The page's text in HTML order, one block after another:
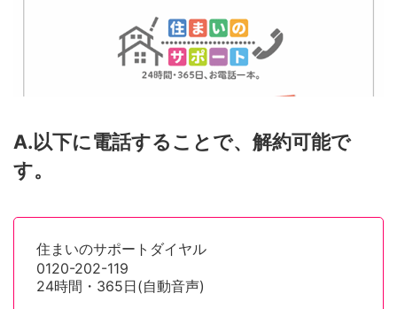
A.以下に電話することで、解約可能で
す。
住まいのサポートダイヤル
0120-202-119
24時間・365日(自動音声)